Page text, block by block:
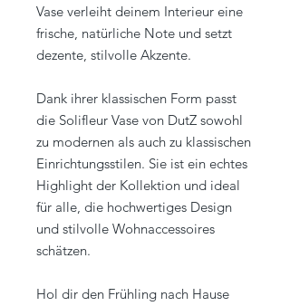
Vase verleiht deinem Interieur eine
frische, natürliche Note und setzt
dezente, stilvolle Akzente.
Dank ihrer klassischen Form passt
die Solifleur Vase von DutZ sowohl
zu modernen als auch zu klassischen
Einrichtungsstilen. Sie ist ein echtes
Highlight der Kollektion und ideal
für alle, die hochwertiges Design
und stilvolle Wohnaccessoires
schätzen.
Hol dir den Frühling nach Hause